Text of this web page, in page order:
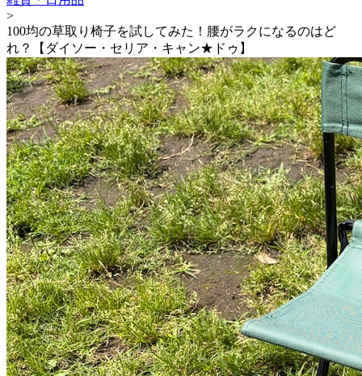
>
100均の草取り椅子を試してみた！腰がラクになるのはど
れ？【ダイソー・セリア・キャン★ドゥ】